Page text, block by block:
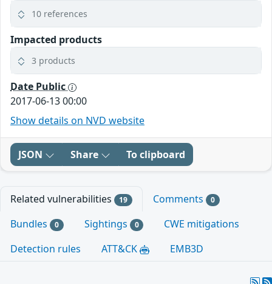
10 references
Impacted products
3 products
Date Public
2017-06-13 00:00
Show details on NVD website
JSON Share To clipboard
Related vulnerabilities 19 Comments 0
Bundles 0 Sightings 0
CWE mitigations
Detection rules
ATT&CK EMB3D